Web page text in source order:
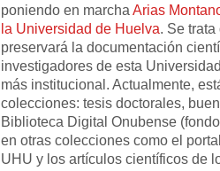
poniendo en marcha Arias
la Universidad de Huelva . Se
preservará la documentación
investigadores de esta
más institucional. Actualmente,
colecciones: tesis doctorales,
Biblioteca Digital Onubense
en otras colecciones como el
UHU y los artículos científicos de